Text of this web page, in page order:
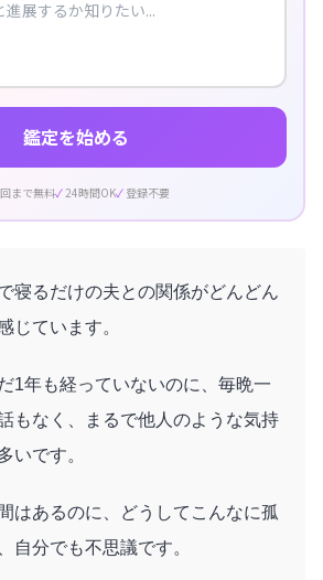
鑑定を始める
まで無料 24時間OK 登録不要
寝るだけの夫との関係がどんどん
じています。
1年も経っていないのに、毎晩一
もなく、まるで他人のような気持
いです。
はあるのに、どうしてこんなに孤
自分でも不思議です。